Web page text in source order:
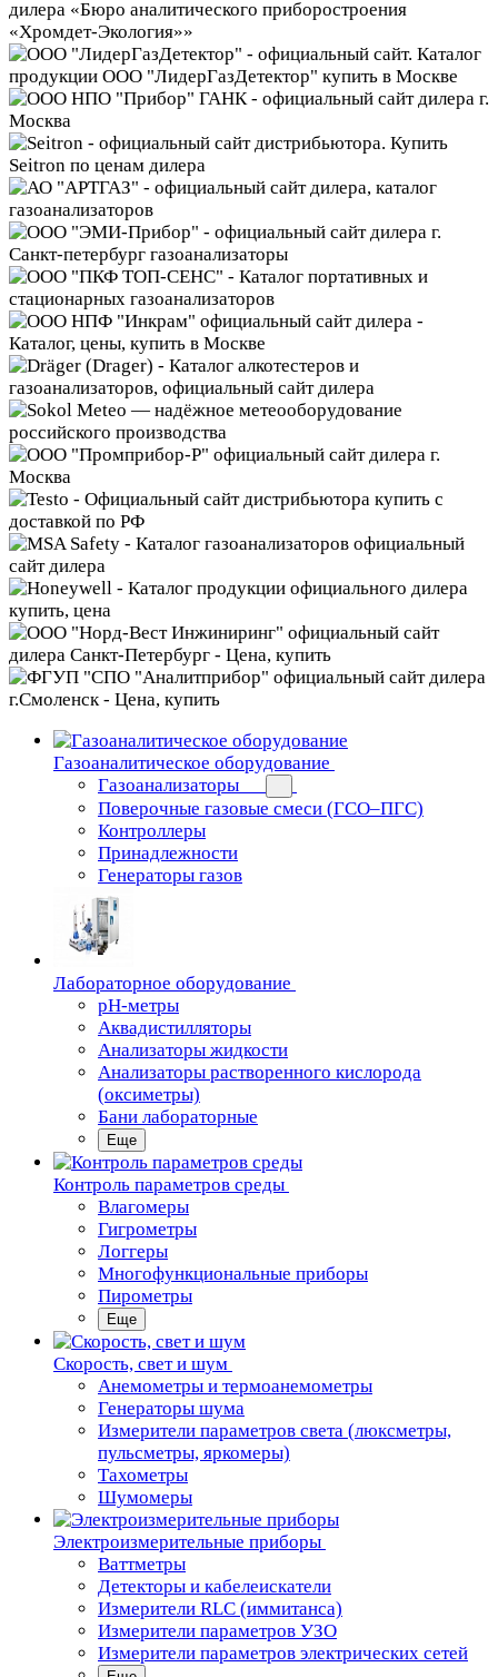
Газоаналитическое оборудование
Газоанализаторы
Поверочные газовые смеси (ГСО–ПГС)
Контроллеры
Принадлежности
Генераторы газов
Лабораторное оборудование
pH-метры
Аквадистилляторы
Анализаторы жидкости
Анализаторы растворенного кислорода
(оксиметры)
Бани лабораторные
Еще
Контроль параметров среды
Влагомеры
Гигрометры
Логгеры
Многофункциональные приборы
Пирометры
Еще
Скорость, свет и шум
Анемометры и термоанемометры
Генераторы шума
Измерители параметров света (люксметры,
пульсметры, яркомеры)
Тахометры
Шумомеры
Электроизмерительные приборы
Ваттметры
Детекторы и кабелеискатели
Измерители RLC (иммитанса)
Измерители параметров УЗО
Измерители параметров электрических сетей